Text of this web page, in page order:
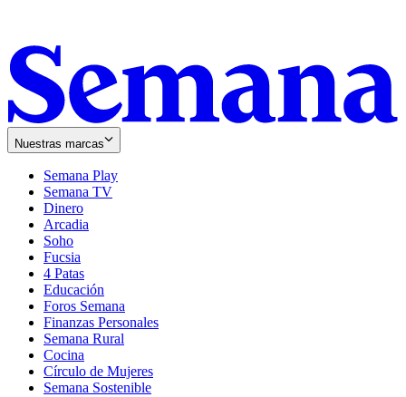
Nuestras marcas
Semana Play
Semana TV
Dinero
Arcadia
Soho
in
new
window
Fucsia
in
new
window
4 Patas
Educación
Foros Semana
Finanzas Personales
Semana Rural
Cocina
Círculo de Mujeres
Semana Sostenible